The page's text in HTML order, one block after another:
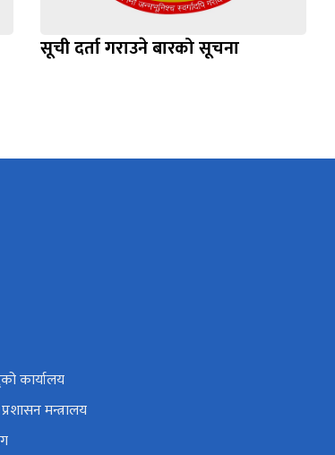
सूची दर्ता गराउने बारको सूचना
कार्यालय
मन्त्रालय